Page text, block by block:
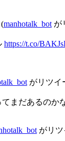
(manhotalk_bot が
https://t.co/
がリツイ
まだあるのか
がリ